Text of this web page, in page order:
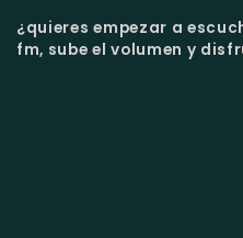
¿quieres empezar a
fm, sube el volumen y